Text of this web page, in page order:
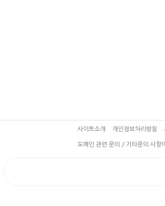
사이트소개 개인정보처리방침
도메인 관련 문의 / 기타문의 사